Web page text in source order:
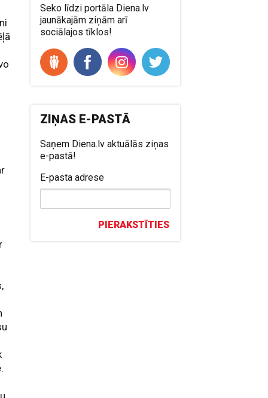
Seko līdzi portāla Diena.lv
jaunākajām ziņām arī
sociālajos tīklos!
ZIŅAS E-PASTĀ
Saņem Diena.lv aktuālās ziņas
e-pastā!
E-pasta adrese
PIERAKSTĪTIES